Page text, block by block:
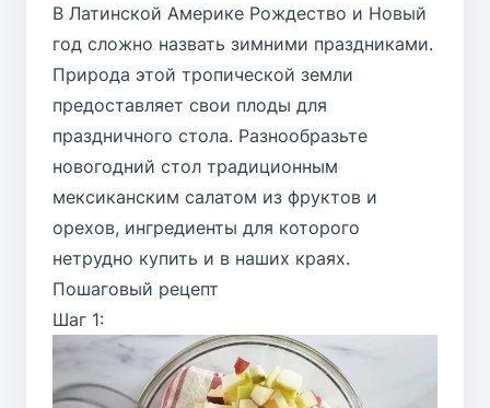
В Латинской Америке Рождество и Новый
год сложно назвать зимними праздниками.
Природа этой тропической земли
предоставляет свои плоды для
праздничного стола. Разнообразьте
новогодний стол традиционным
мексиканским салатом из фруктов и
орехов, ингредиенты для которого
нетрудно купить и в наших краях.
Пошаговый рецепт
Шаг 1: